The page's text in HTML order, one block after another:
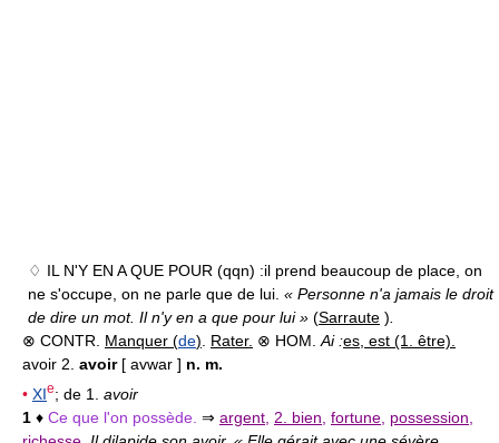
♢ IL N'Y EN A QUE POUR (qqn) :il prend beaucoup de place, on
ne s'occupe, on ne parle que de lui. « Personne n'a jamais le droit
de dire un mot. Il n'y en a que pour lui » (Sarraute )
⊗ CONTR. Manquer (de) Rater. ⊗ HOM. Ai :es, est (1. être).
avoir 2. avoir[ avwar ] n. m.
• XIe; de 1. avoir
1 ♦ Ce que l'on possède. ⇒ argent 2. bien fortune possession